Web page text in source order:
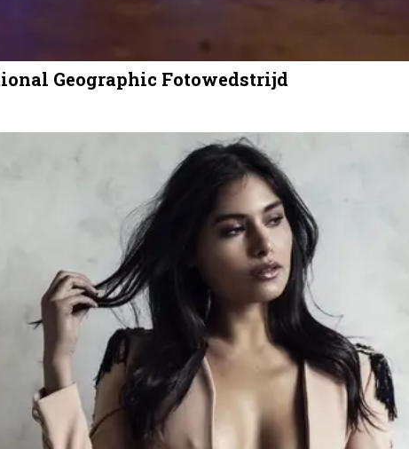
Geographic Fotowedstrijd